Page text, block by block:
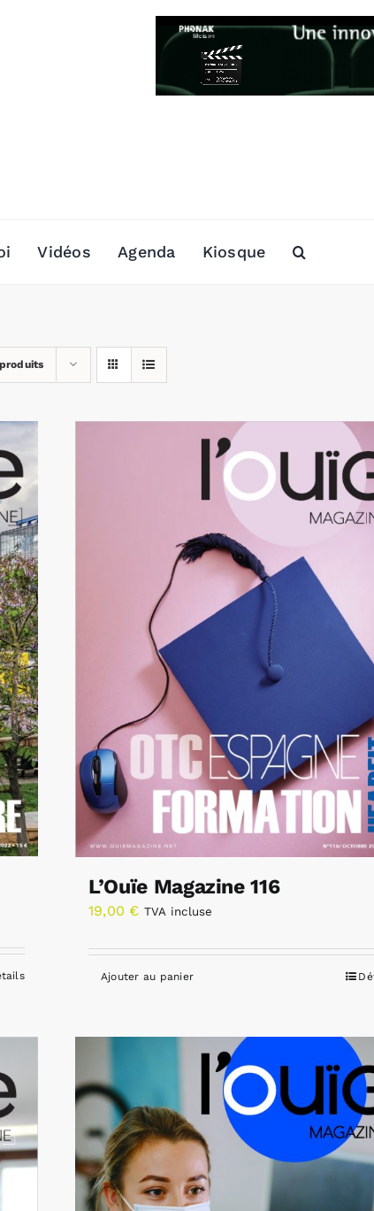
Vidéos Agenda Kiosque
L’Ouïe Magazine 116
19,00 € TVA incluse
Ajouter au panier